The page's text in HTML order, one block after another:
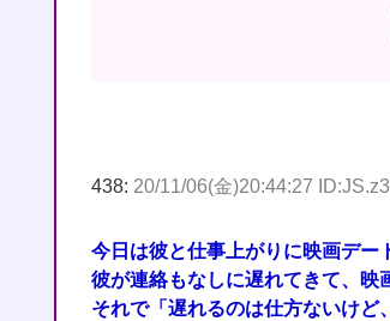
438: 20/11/06(金)20:44:27
今日は彼と仕事上がりに映画デー
彼が連絡もなしに遅れてきて、映
それで「遅れるのは仕方ないけど